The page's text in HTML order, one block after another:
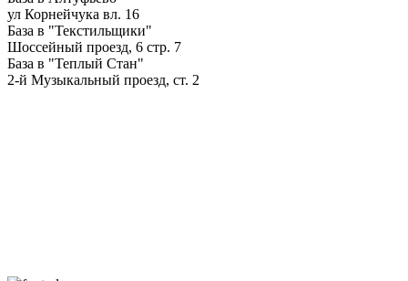
ул Корнейчука вл. 16
База в "Текстильщики"
Шоссейный проезд, 6 стр. 7
База в "Теплый Стан"
2-й Музыкальный проезд, ст. 2